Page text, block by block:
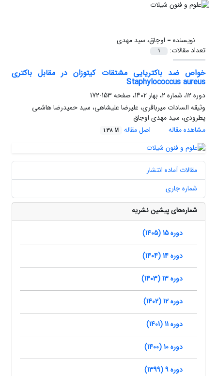
نویسنده = اوجاق، سید مهدی
تعداد مقالات:
1
خواص ضد باکتریایی مشتقات کیتوزان در مقابل باکتری
Staphylococcus aureus
دوره 12، شماره 2، بهار 1402، صفحه
153-172
وثیقه السادات میرباقری، علیرضا علیشاهی، سید حمیدرضا هاشمی
پطرودی، سید مهدی اوجاق
مشاهده مقاله
اصل مقاله 1.38 M
مقالات آماده انتشار
شماره جاری
شماره‌های پیشین نشریه
دوره 15 (1405)
دوره 14 (1404)
دوره 13 (1403)
دوره 12 (1402)
دوره 11 (1401)
دوره 10 (1400)
دوره 9 (1399)